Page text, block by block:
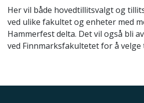
Her vil både hovedtillitsvalgt og
ved ulike fakultet og enheter med
Hammerfest delta. Det vil også bli
ved Finnmarksfakultetet for å velge